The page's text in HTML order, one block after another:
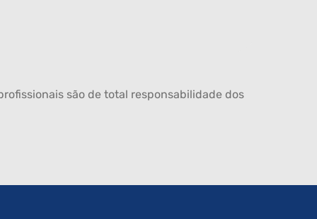
são de total responsabilidade dos